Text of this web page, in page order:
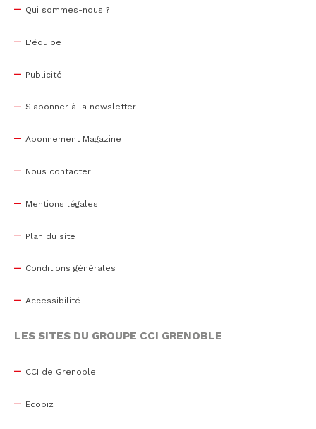
Qui sommes-nous ?
L'équipe
Publicité
S'abonner à la newsletter
Abonnement Magazine
Nous contacter
Mentions légales
Plan du site
Conditions générales
Accessibilité
LES SITES DU GROUPE CCI GRENOBLE
CCI de Grenoble
Ecobiz